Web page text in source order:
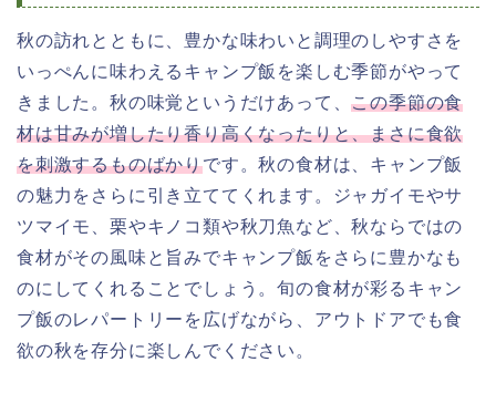
秋の訪れとともに、豊かな味わいと調理のしやすさを
いっぺんに味わえるキャンプ飯を楽しむ季節がやって
きました。秋の味覚というだけあって、この季節の食
材は甘みが増したり香り高くなったりと、まさに食欲
を刺激するものばかりです。秋の食材は、キャンプ飯
の魅力をさらに引き立ててくれます。ジャガイモやサ
ツマイモ、栗やキノコ類や秋刀魚など、秋ならではの
食材がその風味と旨みでキャンプ飯をさらに豊かなも
のにしてくれることでしょう。旬の食材が彩るキャン
プ飯のレパートリーを広げながら、アウトドアでも食
欲の秋を存分に楽しんでください。